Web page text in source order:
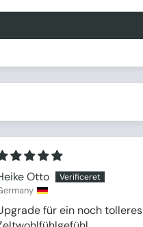
Otto
für ein noch tolleres